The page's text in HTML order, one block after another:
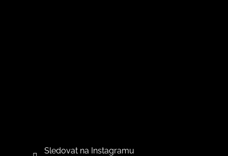
Sledovat na Instagramu